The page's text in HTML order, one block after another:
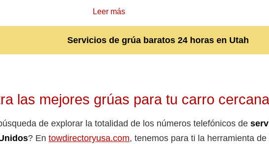
Leer más
Servicios de grúa baratos 24 horas en Utah
las mejores grúas para tu carro
de explorar la totalidad de los números telefónicos de
? En towdirectoryusa.com, tenemos para ti la herramienta